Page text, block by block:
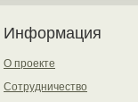
Информация
О проекте
Сотрудничество